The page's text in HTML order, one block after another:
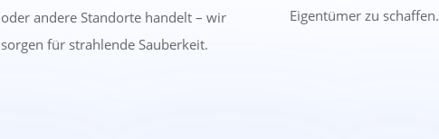
oder andere Standorte handelt – wir
sorgen für strahlende Sauberkeit.
Eigentümer zu schaffen.